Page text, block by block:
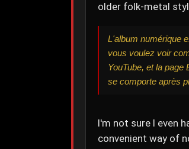
older folk-metal
L'album numérique
vous voulez voir
YouTube, et la
se comporte après
I'm not sure I even
convenient way of